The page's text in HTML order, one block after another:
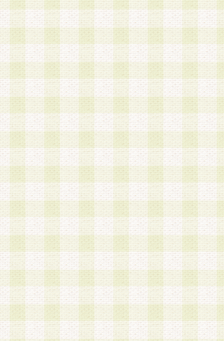
a.既に登録されている会員と同一のメールアドレ
録する場合
b.本サービスと同様のサービスを提供している企
業に従事していると思われる本人またはその家族
場合
c.その他当社が不適切と判断する場合
2.当社は、会員登録希望者を会員として承認する
した 場合、会員登録希望者による会員登録手続
による承認後の場合であっても、会員登録の取り
の抹消を、当社が適切と判 断する方法・手段に
とができるものとします。
3.会員登録希望者が18歳未満、成年被後見人、被
人 である場合は、親権者などの法定代理人の同
録を行うものとします。なお、義務教育学齢に該
者については、登録時に 当社が別途定める方法
権者による承認手続きを行うものとします。
第3条 会員の登録方法
1.会員登録手続きは、会員登録希望者本人が行う
る登録は一切認められないものとします。
2.会員登録希望者は、本規約に同意の後、当社指
画 面」において、当社が指定する必要事項を入
を行うものとします。当社は、会員登録を承認し
会員として本サービスを 受けるためのログイン
を付与します。